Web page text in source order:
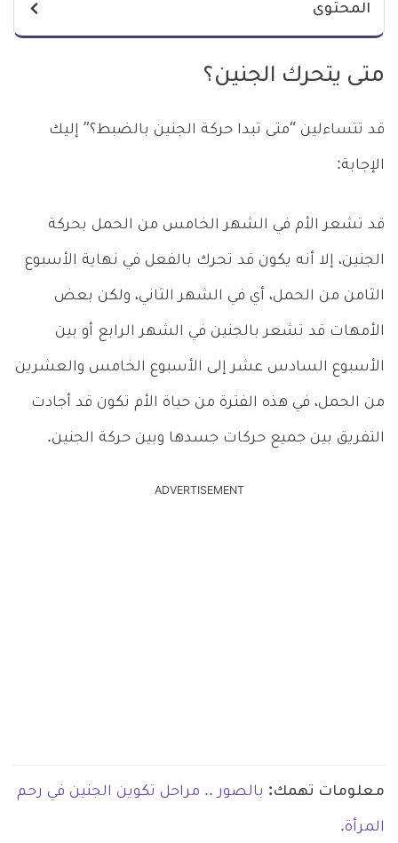
المحتوى
متى يتحرك الجنين؟
قد تتساءلين “متى تبدا حركة الجنين بالضبط؟” إليك
الإجابة:
قد تشعر الأم في الشهر الخامس من الحمل بحركة
الجنين، إلا أنه يكون قد تحرك بالفعل في نهاية الأسبوع
الثامن من الحمل، أي في الشهر الثاني، ولكن بعض
الأمهات قد تشعر بالجنين في الشهر الرابع أو بين
الأسبوع السادس عشر إلى الأسبوع الخامس والعشرين
من الحمل، في هذه الفترة من حياة الأم تكون قد أجادت
التفريق بين جميع حركات جسدها وبين حركة الجنين.
ADVERTISEMENT
معلومات تهمك: بالصور .. مراحل تكوين الجنين في رحم
المرأة.